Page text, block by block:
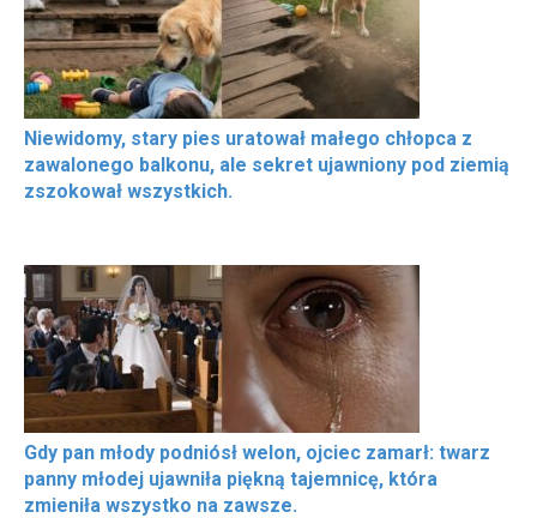
Niewidomy, stary pies uratował małego chłopca z
zawalonego balkonu, ale sekret ujawniony pod ziemią
zszokował wszystkich.
Gdy pan młody podniósł welon, ojciec zamarł: twarz
panny młodej ujawniła piękną tajemnicę, która
zmieniła wszystko na zawsze.